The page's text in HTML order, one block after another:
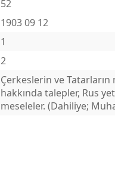
52
1903 09 12
1
2
Çerkeslerin ve
hakkında talepler, Rus
meseleler. (Dahiliye;